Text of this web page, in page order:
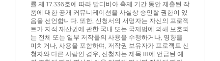
률 제 17.336호에 따라 발디비아 축제 기간 동안 제출된 작
품에 대한 공개 커뮤니케이션을 사실상 승인할 권한이 있
음을 선언합니다. 또한, 신청서의 서명자는 자신의 프로젝
트가 지적 재산권에 관한 국내 또는 국제법에 의해 보호되
는 전체 또는 일부 저작물의 사용을 수행하거나, 영향을
미치거나, 사용을 포함하며, 저작권 보유자가 프로젝트 신
청자와 다른 사람인 경우, 신청자는 제목 III에 언급된 예